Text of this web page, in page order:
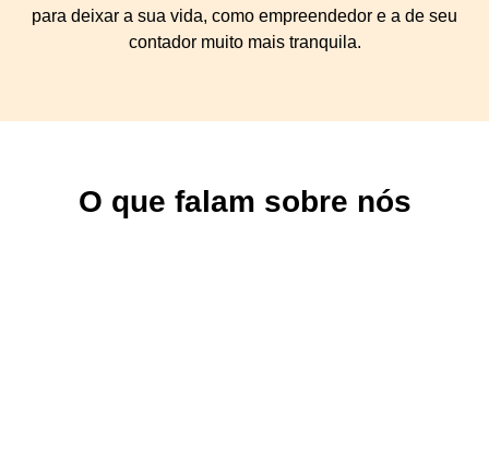
para deixar a sua vida, como empreendedor e a de seu
contador muito mais tranquila.
O que falam sobre nós